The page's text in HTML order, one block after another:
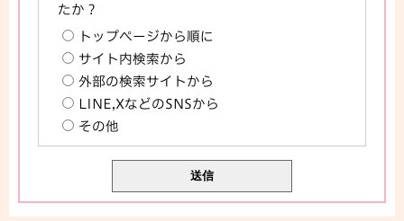
たか？
トップページから順に
サイト内検索から
外部の検索サイトから
LINE,XなどのSNSから
その他